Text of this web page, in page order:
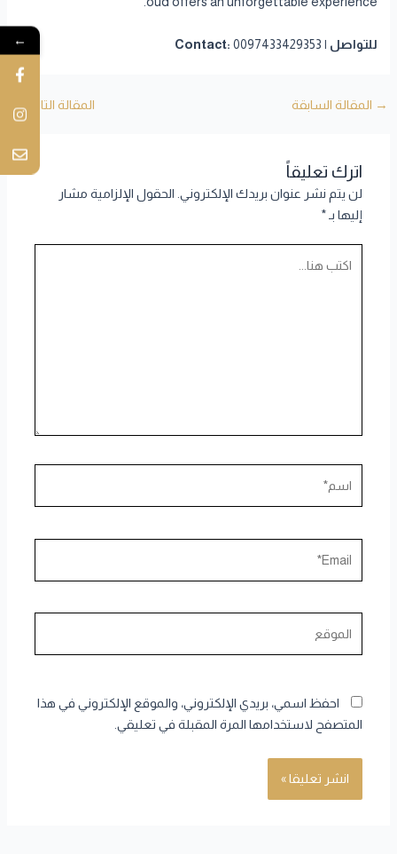
للتواصل | Contact: 0097433429353
→ المقالة السابقة المقالة التالية←
اترك تعليقاً
لن يتم نشر عنوان بريدك الإلكتروني. الحقول الإلزامية مشار
إليها بـ*
احفظ اسمي، بريدي الإلكتروني، والموقع الإلكتروني في هذا
المتصفح لاستخدامها المرة المقبلة في تعليقي.
←